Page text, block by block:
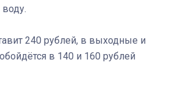
240 рублей, в выходные и
в 140 и 160 рублей